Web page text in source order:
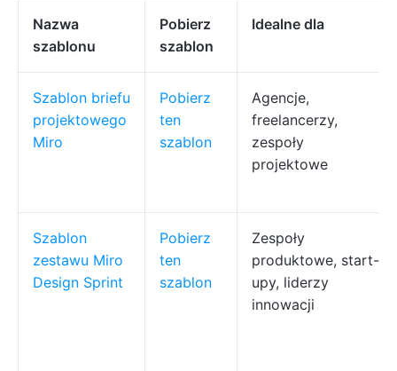
Nazwa
szablonu
Pobierz
szablon
Idealne dla
Szablon briefu
projektowego
Miro
Pobierz
ten
szablon
Agencje,
freelancerzy,
zespoły
projektowe
Szablon
zestawu Miro
Design Sprint
Pobierz
ten
szablon
Zespoły
produktowe, start-
upy, liderzy
innowacji